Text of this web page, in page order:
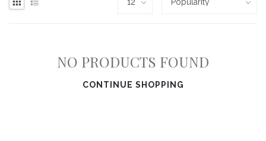
NO PRODUCTS FOUND
CONTINUE SHOPPING